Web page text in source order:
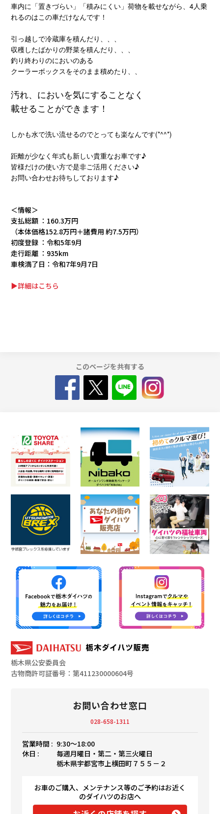
車内に「置きづらい」「積みにくい」荷物を載せながら、4人乗
れるのはこの車だけなんです！
引っ越しで冷蔵庫を積んだり、、、
収穫したばかりの野菜を積んだり、、、
釣り終わりのにおいのある
クーラーボックスをそのまま積めたり、、
汚れ、においを気にすることなく
載せることができます！
しかも水で洗い流せるのでとっても楽なんです(*^^*)
距離が少なく年式も新しい貴重なお車です♪
皆様だけの使い方で是非ご活用ください♪
お問い合わせお待ちしております♪
＜情報＞
支払総額 ：160.3万円
（本体価格152.8万円＋諸費用 約7.5万円）
初度登録 ：令和5年9月
走行距離 ：935km
車検満了日：令和7年9月7日
▶詳細はこちら
このページを共有する
栃木県公安委員会
古物商許可証番号：第411230000604号
お問い合わせ窓口
028-658-1311
営業時間 : 9:30〜18:00
休日 :
毎週月曜日・第二・第三火曜日
栃木県宇都宮市上横田町７５５－２
お車のご購入、メンテナンス等のご予約はお近く
のダイハツのお店へ